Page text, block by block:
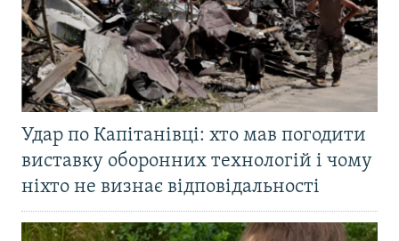
Удар по Капітанівці: хто мав погодити
виставку оборонних технологій і чому
ніхто не визнає відповідальності